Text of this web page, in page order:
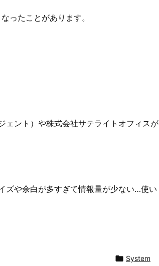
ったことがあります。
ェント）や株式会社サテライトオフィスが
ズや余白が多すぎて情報量が少ない…使い
 System